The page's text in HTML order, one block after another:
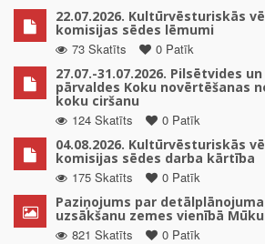
22.07.2026. Kultūrvēsturiskās
komisijas sēdes lēmumi
73 Skatīts
0 Patīk
27.07.-31.07.2026. Pilsētvides
pārvaldes Koku novērtēšanas
koku ciršanu
124 Skatīts
0 Patīk
04.08.2026. Kultūrvēsturiskās
komisijas sēdes darba kārtība
175 Skatīts
0 Patīk
Paziņojums par
uzsākšanu zemes vienībā
821 Skatīts
0 Patīk